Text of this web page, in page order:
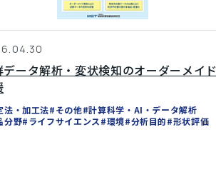
データ解析・変状検知のオーダーメイド
法・加工法#その他#計算科学・AI・データ解析
分野#ライフサイエンス#環境#分析目的#形状評価